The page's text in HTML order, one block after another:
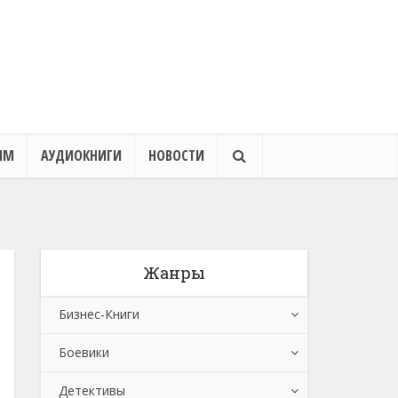
АУДИОКНИГИ НОВОСТИ
Жанры
Бизнес-Книги
Банковское дело
Бухучет, налогообложение, аудит
Боевики
Боевики: Прочее
Детективы